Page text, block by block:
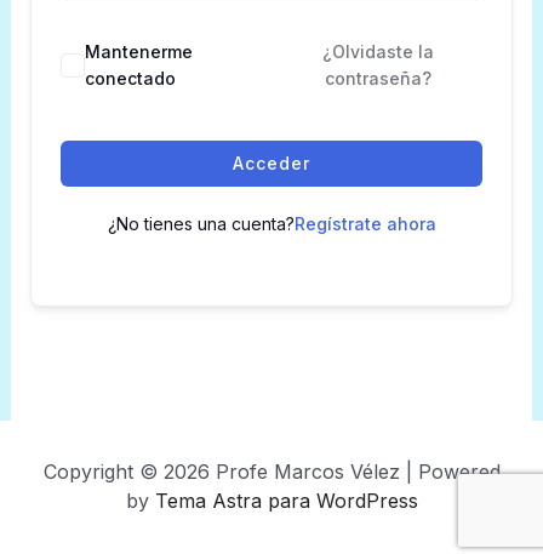
Mantenerme
conectado
¿Olvidaste la
contraseña?
Acceder
¿No tienes una cuenta?Regístrate ahora
Copyright © 2026 Profe Marcos Vélez | Powered
by Tema Astra para WordPress